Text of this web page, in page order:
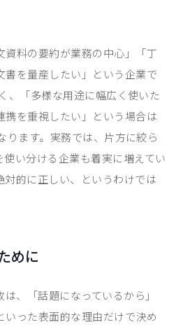
資料の要約が業務の中心」「丁
書を量産したい」という企業で
、「多様な用途に幅広く使いた
携を重視したい」という場合は
ります。実務では、片方に絞ら
い分ける企業も着実に増えてい
対的に正しい、というわけでは
めに
、「話題になっているから」
いった表面的な理由だけで決め